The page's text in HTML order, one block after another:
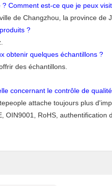
Comment est-ce que je peux
de Changzhou, la province de
?
.
obtenir quelques échantillons ?
des échantillons.
concernant le contrôle de
attache toujours plus
OIN9001, RoHS, authentification